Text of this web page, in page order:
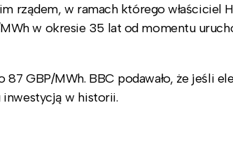
rządem, w ramach którego właściciel
w okresie 35 lat od momentu
GBP/MWh. BBC podawało, że jeśli
w historii.